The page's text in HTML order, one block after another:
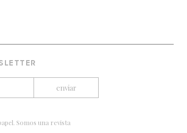
Somos una revista